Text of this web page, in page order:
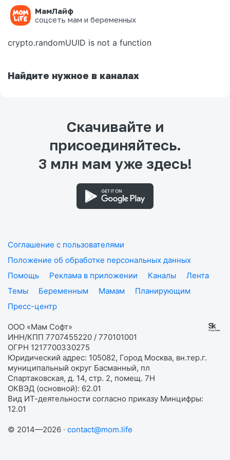
МамЛайф
соцсеть мам и беременных
Ошибка на странице
crypto.randomUUID is not a function
Найдите нужное в каналах
Скачивайте и
присоединяйтесь.
3 млн мам уже здесь!
Соглашение с пользователями
Положение об обработке персональных данных
Помощь
Реклама в приложении Каналы
Лента
Темы
Беременным Мамам
Планирующим
Пресс-центр
ООО «Мам Софт»
ИНН/КПП 7707455220 / 770101001
ОГРН 1217700330275
Юридический адрес: 105082, Город Москва, вн.тер.г.
муниципальный округ Басманный, пл
Спартаковская, д. 14, стр. 2, помещ. 7Н
ОКВЭД (основной): 62.01
Вид ИТ-деятельности согласно приказу Минцифры:
12.01
© 2014—2026 · contact@mom.life